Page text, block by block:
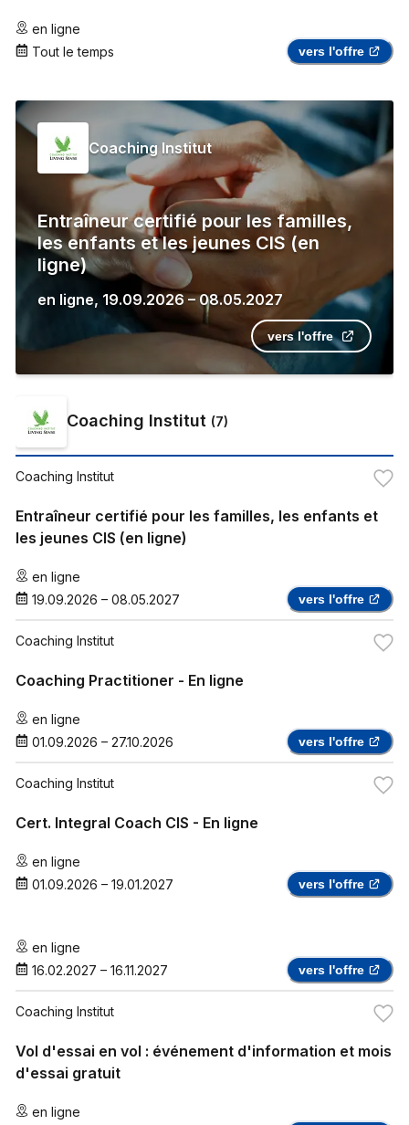
en ligne
Tout le temps
vers l'offre
Coaching Institut
Entraîneur certifié pour les familles,
les enfants et les jeunes CIS (en
ligne)
en ligne, 19.09.2026–08.05.2027
vers l'offre
Coaching Institut (7)
Coaching Institut
Entraîneur certifié pour les familles, les enfants et
les jeunes CIS (en ligne)
en ligne
19.09.2026 – 08.05.2027 vers l'offre
Coaching Institut
Coaching Practitioner - En ligne
en ligne
01.09.2026 – 27.10.2026 vers l'offre
Coaching Institut
Cert. Integral Coach CIS - En ligne
en ligne
01.09.2026 – 19.01.2027 vers l'offre
en ligne
16.02.2027 – 16.11.2027 vers l'offre
Coaching Institut
Vol d'essai en vol : événement d'information et mois
d'essai gratuit
en ligne